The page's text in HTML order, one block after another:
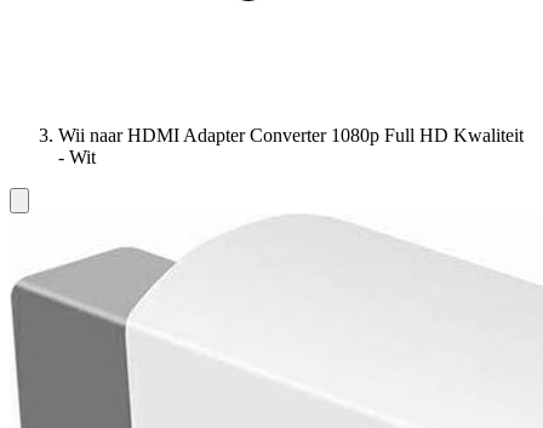
Wii naar HDMI Adapter Converter 1080p Full HD Kwaliteit
- Wit